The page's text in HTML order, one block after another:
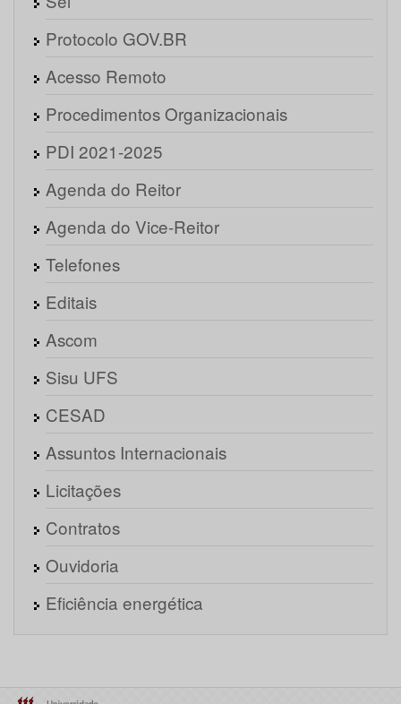
Protocolo GOV.BR
Acesso Remoto
Procedimentos Organizacionais
PDI 2021-2025
Agenda do Reitor
Agenda do Vice-Reitor
Telefones
Editais
Ascom
Sisu UFS
CESAD
Assuntos Internacionais
Licitações
Contratos
Ouvidoria
Eficiência energética